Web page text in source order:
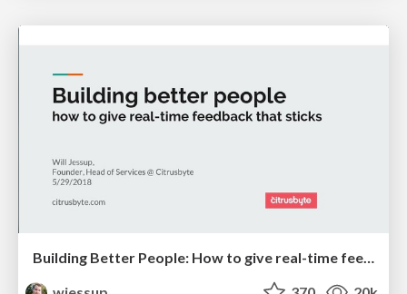
Building Better People: How to give real-time feedback that sticks.